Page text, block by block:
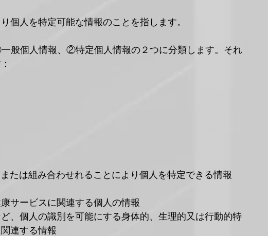
個人を特定可能な情報のことを指します。
般個人情報、②特定個人情報の２つに分類します。それ
たは組み合わせれることにより個人を特定できる情報
サービスに関連する個人の情報
、個人の識別を可能にする身体的、生理的又は行動的特
連する情報